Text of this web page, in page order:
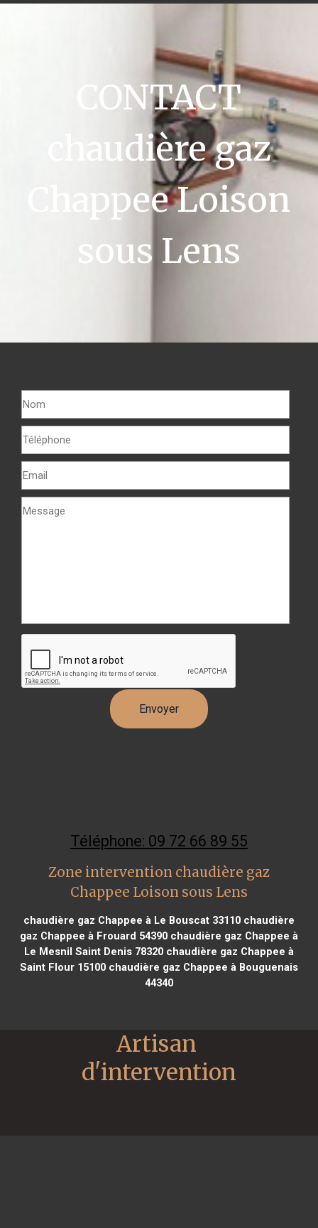
CONTACT
chaudière gaz
Chappee Loison
sous Lens
Téléphone: 09 72 66 89 55
Zone intervention chaudière gaz
Chappee Loison sous Lens
chaudière gaz Chappee à Le Bouscat 33110chaudière
gaz Chappee à Frouard 54390chaudière gaz Chappee à
Le Mesnil Saint Denis 78320chaudière gaz Chappee à
Saint Flour 15100chaudière gaz Chappee à Bouguenais
44340
Artisan
d'intervention